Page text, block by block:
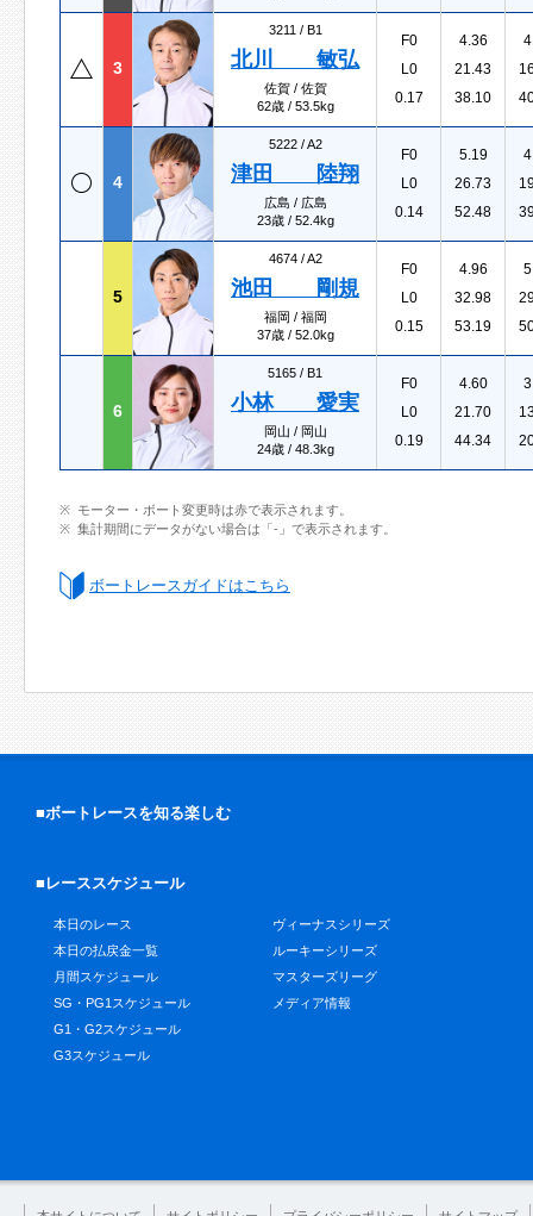
3
3211 / B1
北川 敏弘
佐賀 / 佐賀
62歳 / 53.5kg
F0
L0
0.17
4.36
21.43
38.10
4
5222 /A2
津田 陸翔
広島 / 広島
23歳 / 52.4kg
F0
L0
0.14
5.19
26.73
52.48
5
4674 /A2
池田 剛規
福岡 / 福岡
37歳 / 52.0kg
F0
L0
0.15
4.96
32.98
53.19
6
5165 / B1
小林 愛実
岡山 / 岡山
24歳 / 48.3kg
F0
L0
0.19
4.60
21.70
44.34
モーター・ボート変更時は赤で表示されます。
集計期間にデータがない場合は「-」で表示されます。
ボートレースガイドはこちら
■ボートレースを知る楽しむ
■レーススケジュール
本日のレース
本日の払戻金一覧
月間スケジュール
SG・PG1スケジュール
G1・G2スケジュール
G3スケジュール
ヴィーナスシリーズ
ルーキーシリーズ
マスターズリーグ
メディア情報